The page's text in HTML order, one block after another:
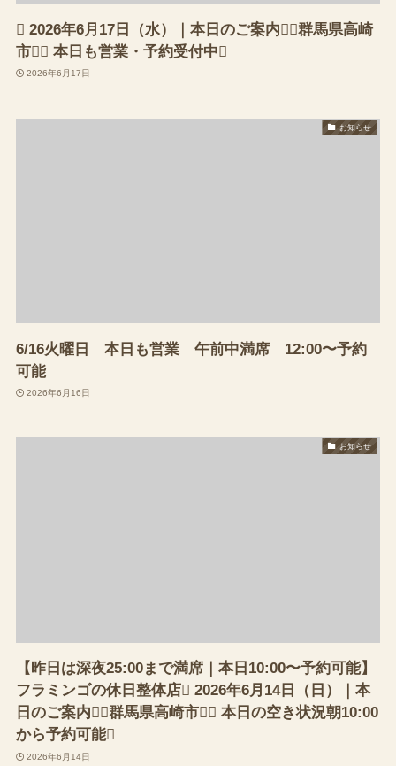
 2026年6月17日（水）｜本日のご案内（群馬県高崎
市） 本日も営業・予約受付中
2026年6月17日
お知らせ
6/16火曜日 本日も営業 午前中満席 12:00〜予約
可能
2026年6月16日
お知らせ
【昨日は深夜25:00まで満席｜本日10:00〜予約可能】
フラミンゴの休日整体店 2026年6月14日（日）｜本
日のご案内（群馬県高崎市） 本日の空き状況朝10:00
から予約可能
2026年6月14日